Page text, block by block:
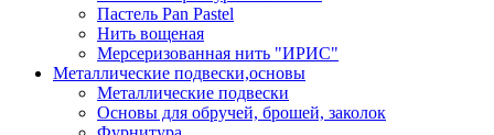
Пастель Pan Pastel
Нить вощеная
Мерсеризованная нить "ИРИС"
Металлические подвески,основы
Металлические подвески
Основы для обручей, брошей, заколок